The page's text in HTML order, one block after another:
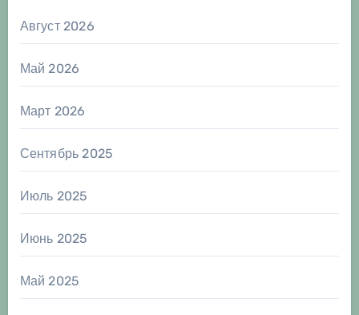
Август 2026
Май 2026
Март 2026
Сентябрь 2025
Июль 2025
Июнь 2025
Май 2025